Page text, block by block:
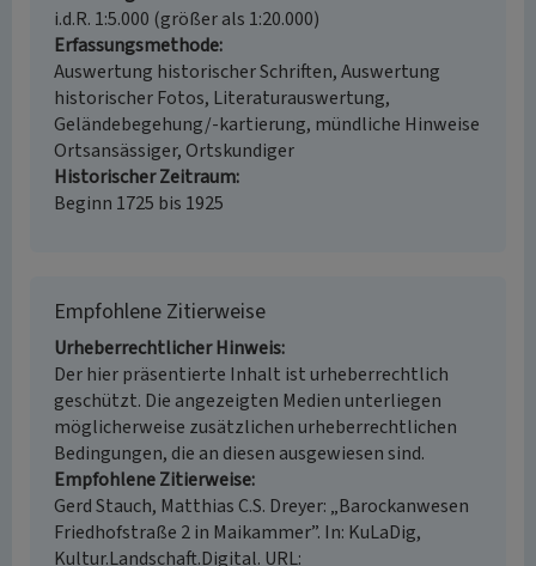
i.d.R. 1:5.000 (größer als 1:20.000)
Erfassungsmethode
Auswertung historischer Schriften, Auswertung
historischer Fotos, Literaturauswertung,
Geländebegehung/-kartierung, mündliche Hinweise
Ortsansässiger, Ortskundiger
Historischer Zeitraum
Beginn 1725 bis 1925
Empfohlene Zitierweise
Urheberrechtlicher Hinweis
Der hier präsentierte Inhalt ist urheberrechtlich
geschützt. Die angezeigten Medien unterliegen
möglicherweise zusätzlichen urheberrechtlichen
Bedingungen, die an diesen ausgewiesen sind.
Empfohlene Zitierweise
Gerd Stauch, Matthias C.S. Dreyer: „Barockanwesen
Friedhofstraße 2 in Maikammer”. In: KuLaDig,
Kultur.Landschaft.Digital. URL: